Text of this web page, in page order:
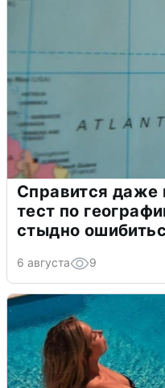
Справится даже
тест по
стыдно
6 августа 9